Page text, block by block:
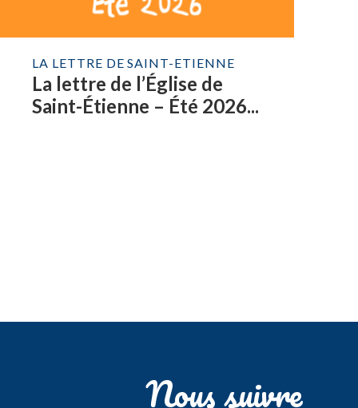
LA LETTRE DE SAINT-ETIENNE
La lettre de l’Église de
Saint-Étienne – Été 2026...
Nous suivre